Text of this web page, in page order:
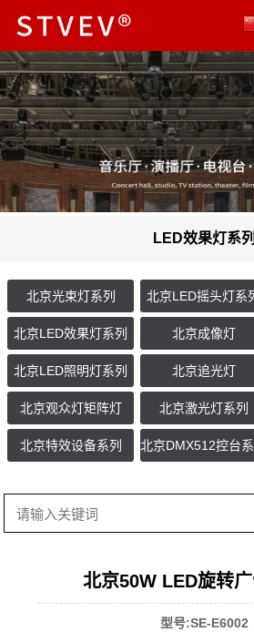
LED效果灯系列
北京光束灯系列 北京LED摇头灯系
北京LED效果灯系列 北京成像灯
北京LED照明灯系列 北京追光灯
北京观众灯矩阵灯 北京激光灯系列
北京特效设备系列 北京DMX512控台系
北京50W LED旋转
型号:SE-E6002